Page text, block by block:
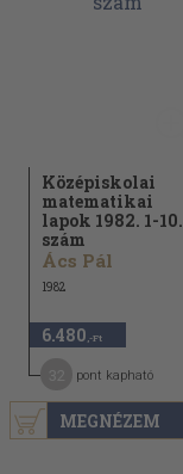
MEGNÉZEM
Középiskolai
matematikai
lapok 1982. 1-10.
szám
Ács Pál
1982
6.480 ,-Ft
pont kapható